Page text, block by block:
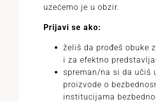
uzećemo je u obzir.
Prijavi se ako:
želiš da prođeš obuke
i za efektno
spreman/na si da učiš
proizvode o
institucijama